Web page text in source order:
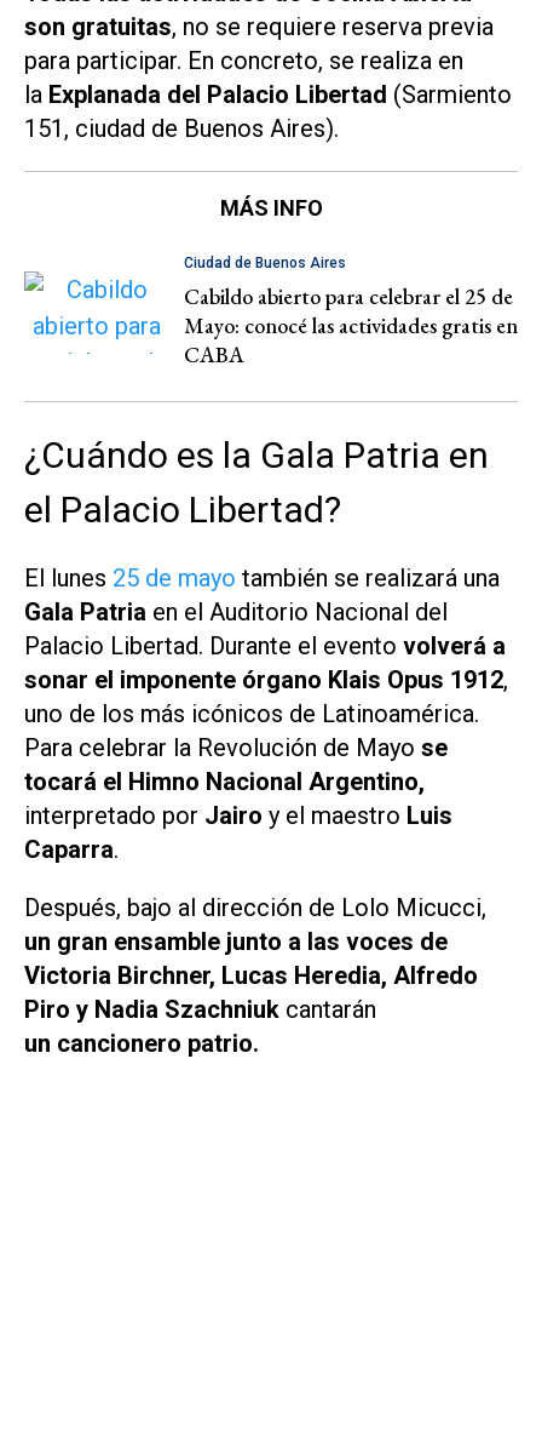
son gratuitas, no se requiere reserva previa
para participar. En concreto, se realiza en
la Explanada del Palacio Libertad (Sarmiento
151, ciudad de Buenos Aires).
MÁS INFO
Ciudad de Buenos Aires
Cabildo abierto para celebrar el 25 de
Mayo: conocé las actividades gratis en
CABA
¿Cuándo es la Gala Patria en
el Palacio Libertad?
El lunes 25 de mayo también se realizará una
Gala Patria en el Auditorio Nacional del
Palacio Libertad. Durante el evento volverá a
sonar el imponente órgano Klais Opus 1912,
uno de los más icónicos de Latinoamérica.
Para celebrar la Revolución de Mayo se
tocará el Himno Nacional Argentino,
interpretado por Jairo y el maestro Luis
Caparra.
Después, bajo al dirección de Lolo Micucci,
un gran ensamble junto a las voces de
Victoria Birchner, Lucas Heredia, Alfredo
Piro y Nadia Szachniuk cantarán
un cancionero patrio.